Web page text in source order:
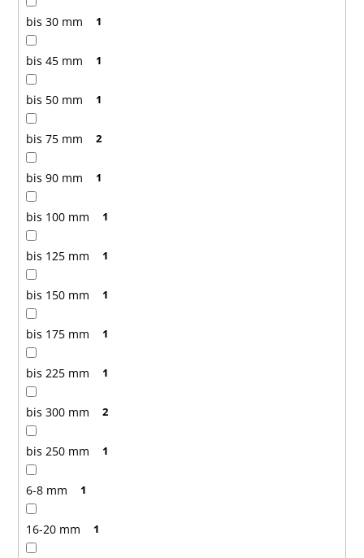
bis 30 mm 1
bis 45 mm 1
bis 50 mm 1
bis 75 mm 2
bis 90 mm 1
bis 100 mm 1
bis 125 mm 1
bis 150 mm 1
bis 175 mm 1
bis 225 mm 1
bis 300 mm 2
bis 250 mm 1
6-8 mm 1
16-20 mm 1